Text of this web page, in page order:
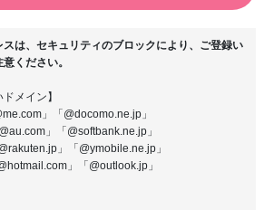
は、セキュリティのブロックにより、ご登録い
ください。
メイン】
」「@docomo.ne.jp」
」「@softbank.ne.jp」
」「@ymobile.ne.jp」
」「@outlook.jp」